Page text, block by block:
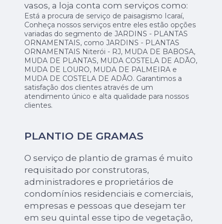
vasos, a loja conta com serviços como:
Está a procura de serviço de paisagismo Icaraí,
Conheça nossos serviços entre eles estão opções
variadas do segmento de JARDINS - PLANTAS
ORNAMENTAIS, como JARDINS - PLANTAS
ORNAMENTAIS Niterói - RJ, MUDA DE BABOSA,
MUDA DE PLANTAS, MUDA COSTELA DE ADÃO,
MUDA DE LOURO, MUDA DE PALMEIRA e
MUDA DE COSTELA DE ADÃO. Garantimos a
satisfação dos clientes através de um
atendimento único e alta qualidade para nossos
clientes.
PLANTIO DE GRAMAS
O serviço de plantio de gramas é muito
requisitado por construtoras,
administradores e proprietários de
condomínios residenciais e comerciais,
empresas e pessoas que desejam ter
em seu quintal esse tipo de vegetação,